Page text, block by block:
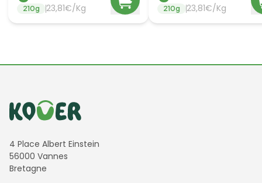
210g 23,81€/Kg 210g 23,81€/Kg
Informations de contact
4 Place Albert Einstein
56000 Vannes
Bretagne